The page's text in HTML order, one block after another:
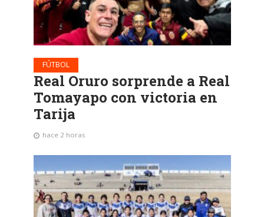
FÚTBOL
Real Oruro sorprende a Real
Tomayapo con victoria en
Tarija
hace 2 horas